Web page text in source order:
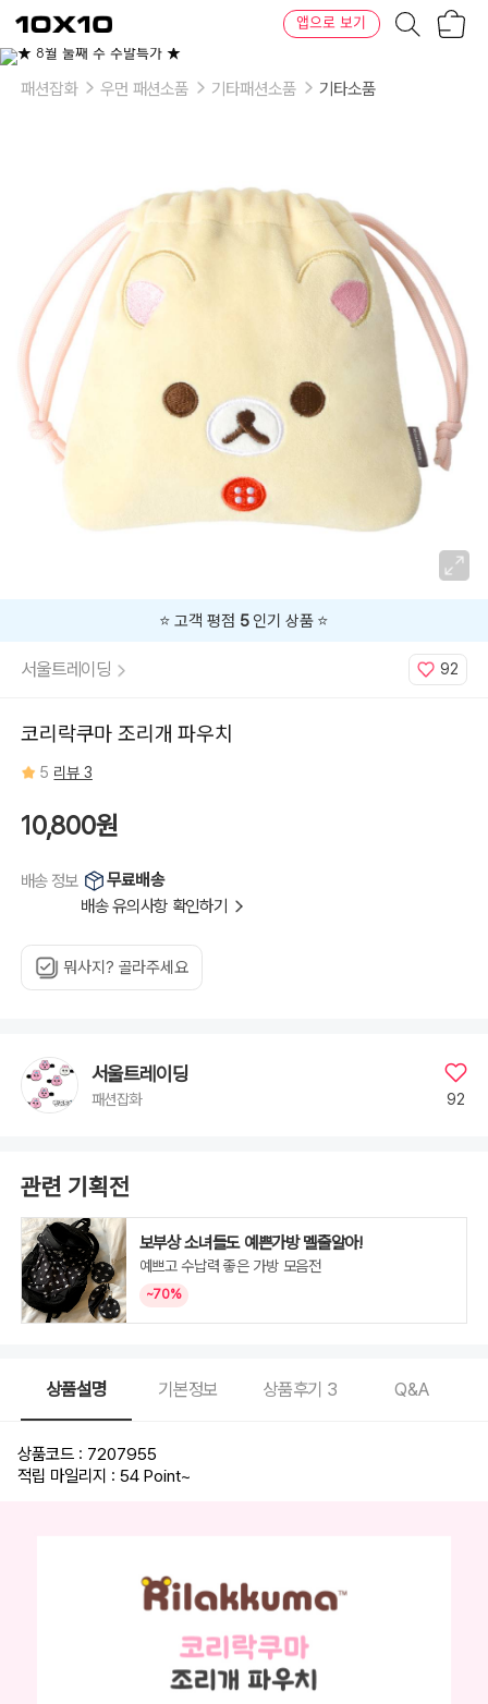
텐
바
텐
앱으로 보기
패션잡화 우먼 패션소품 기타패션소품 기타소품
⭐️ 고객 평점 5인기 상품 ⭐️
서울트레이딩 92
코리락쿠마 조리개 파우치
5 리뷰 3
10,800원
배송 정보
무료배송
배송 유의사항 확인하기
뭐사지? 골라주세요
서울트레이딩
패션잡화 92
관련 기획전
보부상 소녀들도 예쁜가방 멜줄알아!
예쁘고 수납력 좋은 가방 모음전
~70%
상품설명 기본정보 상품후기 3 Q&A
상품코드 : 7207955
적립 마일리지 : 54 Point~